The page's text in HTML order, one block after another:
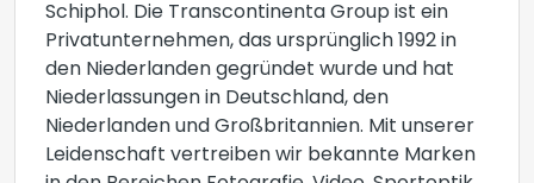
Schiphol. Die Transcontinenta Group ist ein
Privatunternehmen, das ursprünglich 1992 in
den Niederlanden gegründet wurde und hat
Niederlassungen in Deutschland, den
Niederlanden und Großbritannien. Mit unserer
Leidenschaft vertreiben wir bekannte Marken